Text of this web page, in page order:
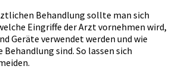
Behandlung sollte man sich
Eingriffe der Arzt vornehmen wird,
Geräte verwendet werden und wie
sind. So lassen sich